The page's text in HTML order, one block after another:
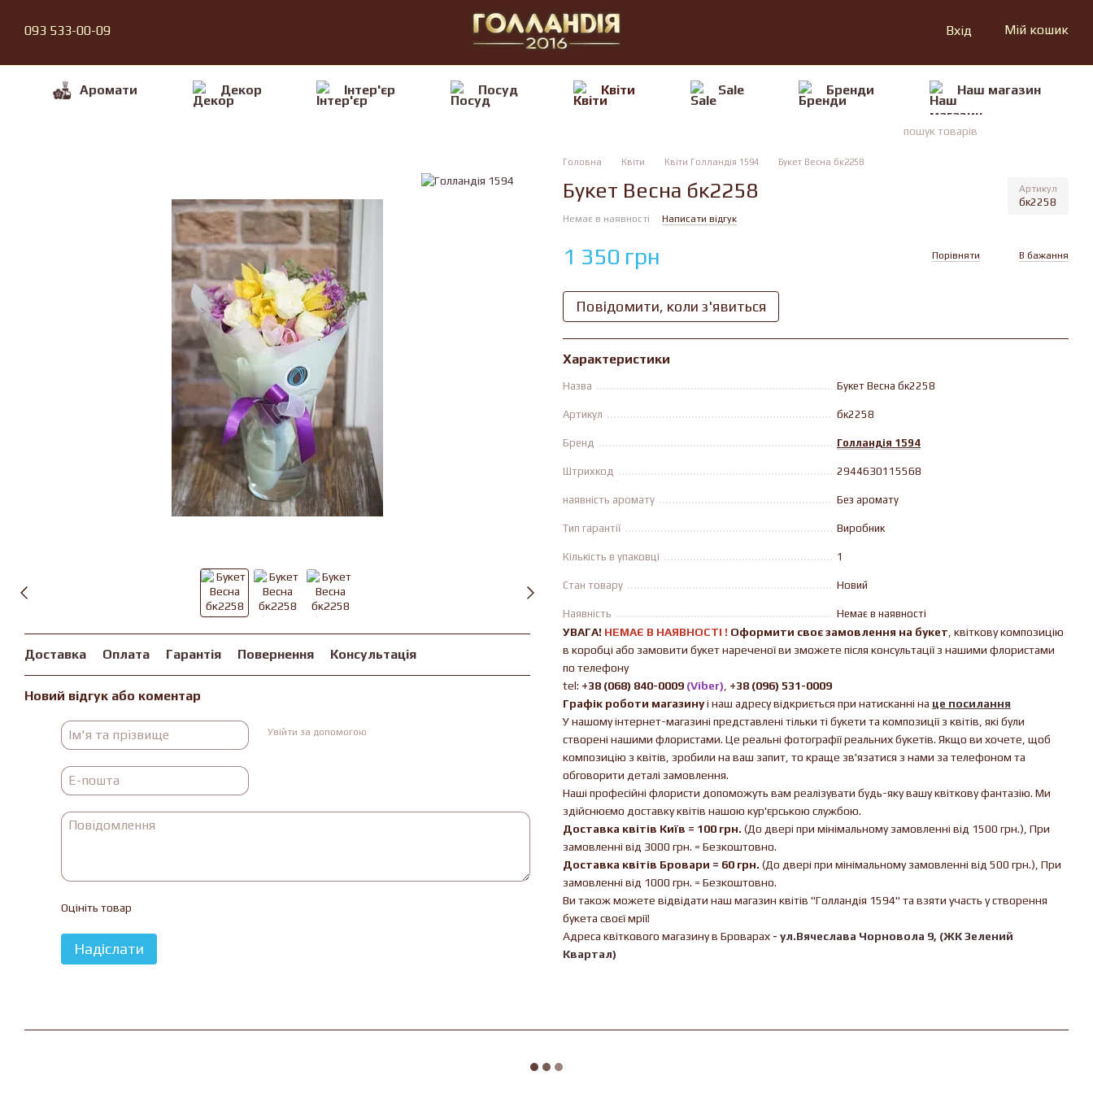
093 533-00-09 Вхід Мій кошик
Аромати Декор Iнтер'єр Посуд Квiти Sale Бренди Наш магазин
Доставка Оплата Гарантія Повернення Консультація
Новий відгук або коментар
Увійти за допомогою
Оцініть товар
Надіслати
Головна Квiти Квiти Голландія 1594 Букет Весна бк2258
Букет Весна бк2258 Артикул
бк2258
Немає в наявності Написати відгук
1 350 грн Порівняти В бажання
Повідомити, коли з'явиться
Характеристики
Назва Букет Весна бк2258
Артикул бк2258
Бренд Голландія 1594
Штрихкод 2944630115568
наявність аромату Без аромату
Тип гарантії Виробник
Кількість в упаковці 1
Стан товару Новий
Наявність Немає в наявності
УВАГА! НЕМАЄ В ​​НАЯВНОСТІ ! Оформити своє замовлення на букет , квіткову композицію
в коробці або замовити букет нареченої ви зможете після консультації з нашими флористами
по телефону
tel: +38 (068) 840-0009 (Viber) +38 (096) 531-0009
Графік роботи магазинуі наш адресу відкриється при натисканні на це посилання
У нашому інтернет-магазині представлені тільки ті букети та композиції з квітів, які були
створені нашими флористами. Це реальні фотографії реальних букетів. Якщо ви хочете, щоб
композицію з квітів, зробили на ваш запит, то краще зв'язатися з нами за телефоном та
обговорити деталі замовлення.
Наші професійні флористи допоможуть вам реалізувати будь-яку вашу квіткову фантазію. Ми
здійснюємо доставку квітів нашою кур'єрською службою.
Доставка квітів Київ = 100 грн. (До двері при мінімальному замовленні від 1500 грн.), При
замовленні від 3000 грн. = Безкоштовно.
Доставка квітів Бровари = 60 грн. (До двері при мінімальному замовленні від 500 грн.), При
замовленні від 1000 грн. = Безкоштовно.
Ви також можете відвідати наш магазин квітів "Голландія 1594" та взяти участь у створення
букета своєї мрії!
Адреса квіткового магазину в Броварах - ул.Вячеслава Чорновола 9, (ЖК Зелений
Квартал)